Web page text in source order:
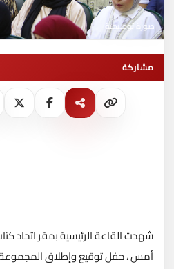
صورة توضيحية
مشاركة
شهدت القاعة الرئيسية بمقر اتحاد
أمس ، حفل توقيع وإطلاق المجموعة